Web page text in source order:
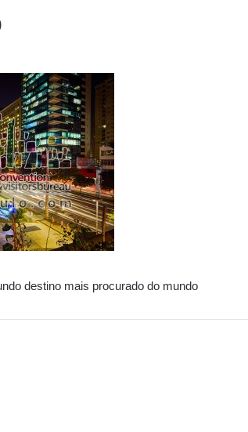
destino mais procurado do mundo